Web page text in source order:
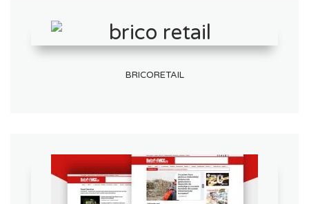
BRICORETAIL